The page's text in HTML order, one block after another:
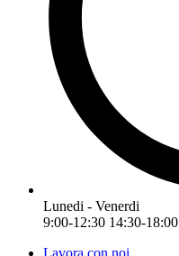
Lunedi - Venerdi
9:00-12:30 14:30-18:00
Lavora con noi